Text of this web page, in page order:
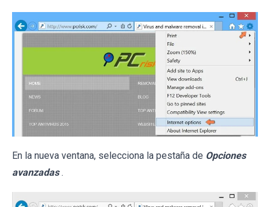
En la nueva ventana, selecciona la pestaña de Opciones
avanzadas .